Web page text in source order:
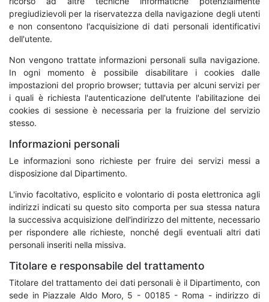
pregiudizievoli per la riservatezza della navigazione degli utenti
e non consentono l'acquisizione di dati personali identificativi
dell'utente.
Non vengono trattate informazioni personali sulla navigazione.
In ogni momento è possibile disabilitare i cookies dalle
impostazioni del proprio browser; tuttavia per alcuni servizi per
i quali è richiesta l'autenticazione dell'utente l'abilitazione dei
cookies di sessione è necessaria per la fruizione del servizio
stesso.
Informazioni personali
Le informazioni sono richieste per fruire dei servizi messi a
disposizione dal Dipartimento.
L'invio facoltativo, esplicito e volontario di posta elettronica agli
indirizzi indicati su questo sito comporta per sua stessa natura
la successiva acquisizione dell'indirizzo del mittente, necessario
per rispondere alle richieste, nonché degli eventuali altri dati
personali inseriti nella missiva.
Titolare e responsabile del trattamento
Titolare del trattamento dei dati personali è il Dipartimento, con
sede in Piazzale Aldo Moro, 5 - 00185 - Roma - indirizzo di